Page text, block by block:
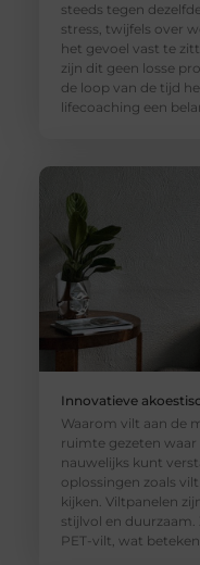
steeds tegen
stress, twijfels over
het gevoel vast te
zijn dit geen losse
de loop van de tijd
lifecoaching een
Innovatieve
Waarom vilt aan de
ruimte gezeten waar
nauwelijks kunt
oplossingen zoals
kijken. Viltpanelen
stijlvol en
PET-vilt, wat